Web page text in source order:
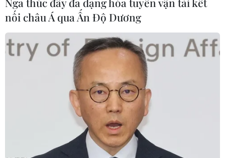
Tây Ninh: Tai nạn liên hoàn, cao tốc TP Hồ
Chí Minh-Trung Lương ùn ứ kéo dài
Khi xe phía trước giảm tốc độ, các ôtô con, xe tải và xe
nối châu Á qua Ấn Độ Dương